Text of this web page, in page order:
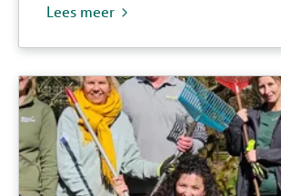
Lees meer